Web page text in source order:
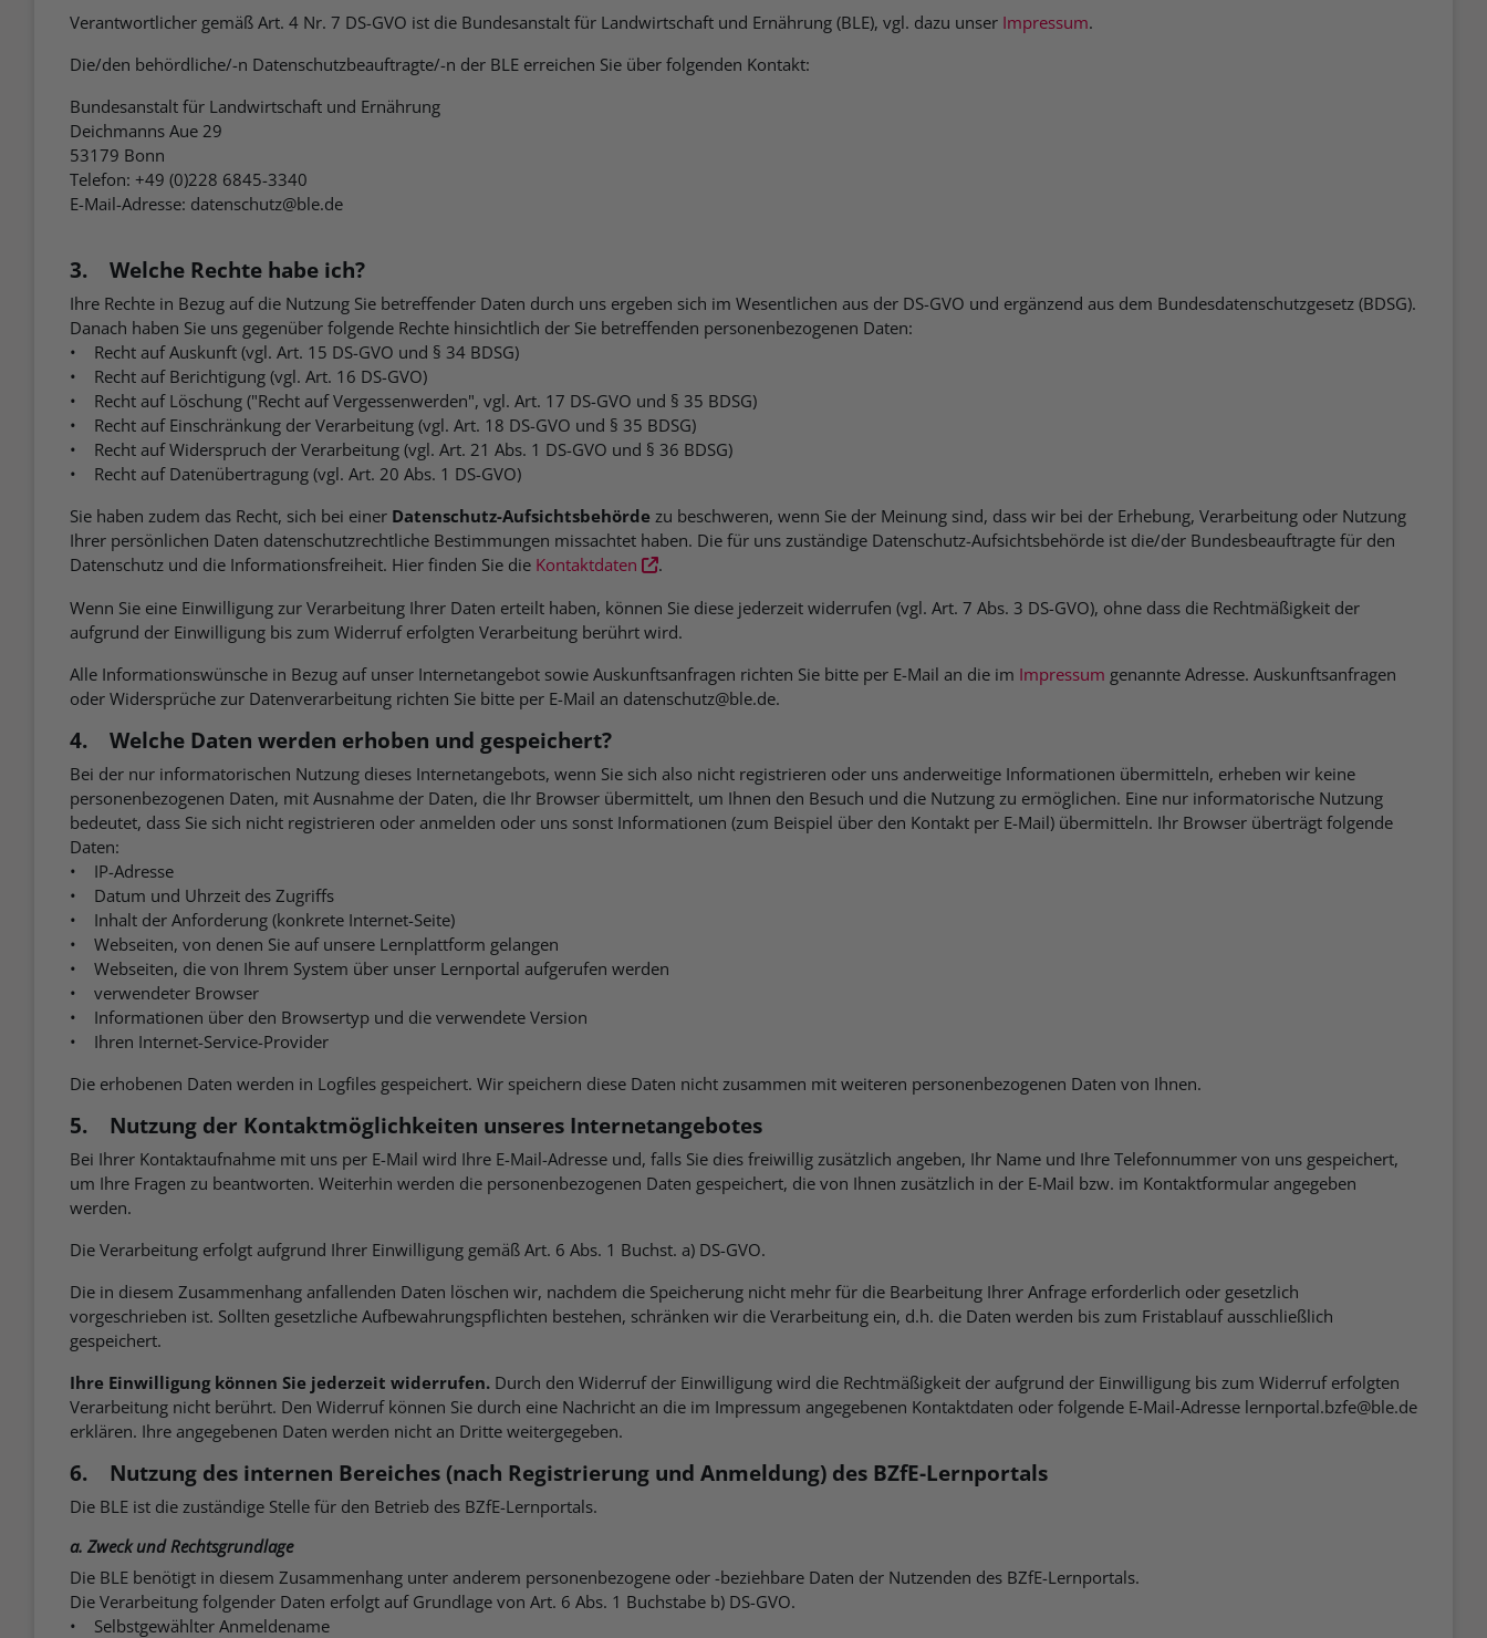
Verantwortlicher gemäß Art. 4 Nr. 7 DS-GVO ist die Bundesanstalt für Landwirtschaft und Ernährung (BLE), vgl. dazu unser Impressum.
Die/den behördliche/-n Datenschutzbeauftragte/-n der BLE erreichen Sie über folgenden Kontakt:
Bundesanstalt für Landwirtschaft und Ernährung
Deichmanns Aue 29
53179 Bonn
Telefon: +49 (0)228 6845-3340
E-Mail-Adresse: datenschutz@ble.de
3. Welche Rechte habe ich?
Ihre Rechte in Bezug auf die Nutzung Sie betreffender Daten durch uns ergeben sich im Wesentlichen aus der DS-GVO und ergänzend aus dem Bundesdatenschutzgesetz (BDSG).
Danach haben Sie uns gegenüber folgende Rechte hinsichtlich der Sie betreffenden personenbezogenen Daten:
• Recht auf Auskunft (vgl. Art. 15 DS-GVO und § 34 BDSG)
• Recht auf Berichtigung (vgl. Art. 16 DS-GVO)
• Recht auf Löschung ("Recht auf Vergessenwerden", vgl. Art. 17 DS-GVO und § 35 BDSG)
• Recht auf Einschränkung der Verarbeitung (vgl. Art. 18 DS-GVO und § 35 BDSG)
• Recht auf Widerspruch der Verarbeitung (vgl. Art. 21 Abs. 1 DS-GVO und § 36 BDSG)
• Recht auf Datenübertragung (vgl. Art. 20 Abs. 1 DS-GVO)
Sie haben zudem das Recht, sich bei einer Datenschutz-Aufsichtsbehörde zu beschweren, wenn Sie der Meinung sind, dass wir bei der Erhebung, Verarbeitung oder Nutzung
Ihrer persönlichen Daten datenschutzrechtliche Bestimmungen missachtet haben. Die für uns zuständige Datenschutz-Aufsichtsbehörde ist die/der Bundesbeauftragte für den
Datenschutz und die Informationsfreiheit. Hier finden Sie die Kontaktdaten
.
Wenn Sie eine Einwilligung zur Verarbeitung Ihrer Daten erteilt haben, können Sie diese jederzeit widerrufen (vgl. Art. 7 Abs. 3 DS-GVO), ohne dass die Rechtmäßigkeit der
aufgrund der Einwilligung bis zum Widerruf erfolgten Verarbeitung berührt wird.
Alle Informationswünsche in Bezug auf unser Internetangebot sowie Auskunftsanfragen richten Sie bitte per E-Mail an die im Impressum genannte Adresse. Auskunftsanfragen
oder Widersprüche zur Datenverarbeitung richten Sie bitte per E-Mail an datenschutz@ble.de.
4. Welche Daten werden erhoben und gespeichert?
Bei der nur informatorischen Nutzung dieses Internetangebots, wenn Sie sich also nicht registrieren oder uns anderweitige Informationen übermitteln, erheben wir keine
personenbezogenen Daten, mit Ausnahme der Daten, die Ihr Browser übermittelt, um Ihnen den Besuch und die Nutzung zu ermöglichen. Eine nur informatorische Nutzung
bedeutet, dass Sie sich nicht registrieren oder anmelden oder uns sonst Informationen (zum Beispiel über den Kontakt per E-Mail) übermitteln. Ihr Browser überträgt folgende
Daten:
• IP-Adresse
• Datum und Uhrzeit des Zugriffs
• Inhalt der Anforderung (konkrete Internet-Seite)
• Webseiten, von denen Sie auf unsere Lernplattform gelangen
• Webseiten, die von Ihrem System über unser Lernportal aufgerufen werden
• verwendeter Browser
• Informationen über den Browsertyp und die verwendete Version
• Ihren Internet-Service-Provider
Die erhobenen Daten werden in Logfiles gespeichert. Wir speichern diese Daten nicht zusammen mit weiteren personenbezogenen Daten von Ihnen.
5. Nutzung der Kontaktmöglichkeiten unseres Internetangebotes
Bei Ihrer Kontaktaufnahme mit uns per E-Mail wird Ihre E-Mail-Adresse und, falls Sie dies freiwillig zusätzlich angeben, Ihr Name und Ihre Telefonnummer von uns gespeichert,
um Ihre Fragen zu beantworten. Weiterhin werden die personenbezogenen Daten gespeichert, die von Ihnen zusätzlich in der E-Mail bzw. im Kontaktformular angegeben
werden.
Die Verarbeitung erfolgt aufgrund Ihrer Einwilligung gemäß Art. 6 Abs. 1 Buchst. a) DS-GVO.
Die in diesem Zusammenhang anfallenden Daten löschen wir, nachdem die Speicherung nicht mehr für die Bearbeitung Ihrer Anfrage erforderlich oder gesetzlich
vorgeschrieben ist. Sollten gesetzliche Aufbewahrungspflichten bestehen, schränken wir die Verarbeitung ein, d.h. die Daten werden bis zum Fristablauf ausschließlich
gespeichert.
Ihre Einwilligung können Sie jederzeit widerrufen. Durch den Widerruf der Einwilligung wird die Rechtmäßigkeit der aufgrund der Einwilligung bis zum Widerruf erfolgten
Verarbeitung nicht berührt. Den Widerruf können Sie durch eine Nachricht an die im Impressum angegebenen Kontaktdaten oder folgende E-Mail-Adresse lernportal.bzfe@ble.de
erklären. Ihre angegebenen Daten werden nicht an Dritte weitergegeben.
6. Nutzung des internen Bereiches (nach Registrierung und Anmeldung) des BZfE-Lernportals
Die BLE ist die zuständige Stelle für den Betrieb des BZfE-Lernportals.
a. Zweck und Rechtsgrundlage
Die BLE benötigt in diesem Zusammenhang unter anderem personenbezogene oder -beziehbare Daten der Nutzenden des BZfE-Lernportals.
Die Verarbeitung folgender Daten erfolgt auf Grundlage von Art. 6 Abs. 1 Buchstabe b) DS-GVO.
• Selbstgewählter Anmeldename